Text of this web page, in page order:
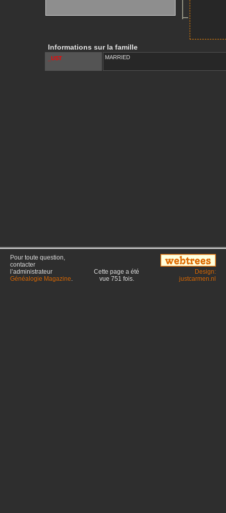
Informations sur la famille
_UST MARRIED
Pour toute question,
contacter
l’administrateur
Généalogie Magazine.
Cette page a été
vue 751 fois.
Design:
justcarmen.nl